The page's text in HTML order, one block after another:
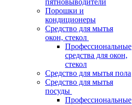
пятновыводители
Порошки и
кондиционеры
Средство для мытья
окон, стекол
Профессиональные
средства для окон,
стекол
Средство для мытья пола
Средство для мытья
посуды
Профессиональные